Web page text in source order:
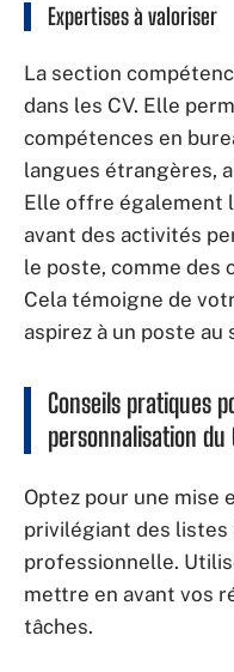
Expertises à valoriser
La section
dans les CV. Elle
compétences en
langues étrangères,
Elle offre également
avant des activités
le poste, comme des
Cela témoigne de
aspirez à un poste au
Conseils pratiques
personnalisation du
Optez pour une mise
privilégiant des listes
professionnelle.
mettre en avant vos
tâches.